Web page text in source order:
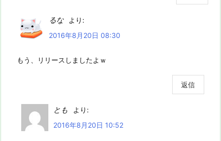
るな
より:
2016年8月20日 08:30
もう、リリースしましたよｗ
返信
とも
より:
2016年8月20日 10:52